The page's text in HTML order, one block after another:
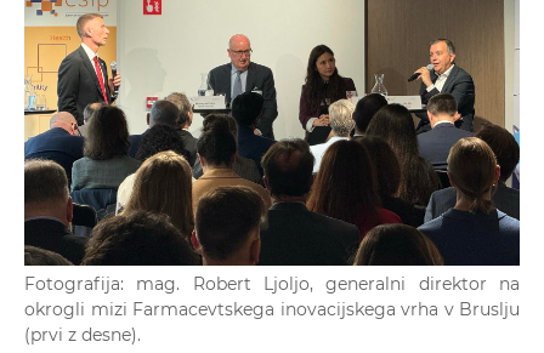
Fotografija: mag. Robert Ljoljo, generalni direktor na
okrogli mizi Farmacevtskega inovacijskega vrha v Bruslju
(prvi z desne).